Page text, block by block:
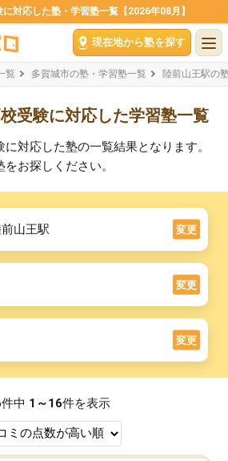
対応した塾・学習塾一覧【2026年08月】
現在地から塾を探す
覧 多賀城市の塾・学習塾一覧 陸前山王駅の
受験に対応した学習塾一覧
対応した塾の一覧結果となります。
お探しください。
山王駅 変更
変更
変更
件中 1～16件を表示